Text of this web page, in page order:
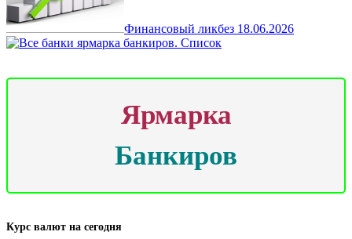
Финансовый ликбез 18.06.2026
Ярмарка
Банкиров
Курс валют на сегодня